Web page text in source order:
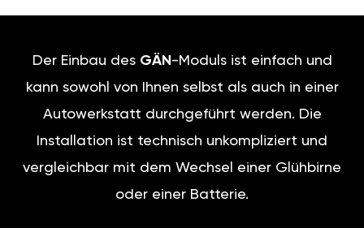
Der Einbau des GÄN -Moduls ist einfach und
kann sowohl von Ihnen selbst als auch in einer
Autowerkstatt durchgeführt werden. Die
Installation ist technisch unkompliziert und
vergleichbar mit dem Wechsel einer Glühbirne
oder einer Batterie.